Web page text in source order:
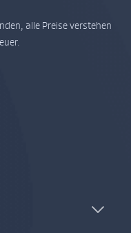
alle Preise verstehen